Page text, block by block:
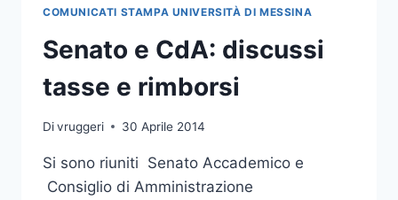
CONSEGNA
ISEEU
COMUNICATI STAMPA UNIVERSITÀ DI MESSINA
Senato e CdA: discussi
tasse e rimborsi
Divruggeri 30 Aprile 2014
Si sono riuniti Senato Accademico e
Consiglio di Amministrazione